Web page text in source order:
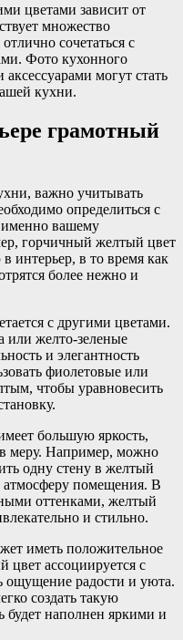
цветами зависит от
множество
сочетаться с
Фото кухонного
могут стать
кухни.
грамотный
важно учитывать
определиться с
именно вашему
горчичный желтый цвет
интерьер, в то время как
более нежно и
с другими цветами.
или желто-зеленые
и элегантность
фиолетовые или
чтобы уравновесить
большую яркость,
в меру. Например, можно
одну стену в желтый
атмосферу помещения. В
оттенками, желтый
и стильно.
иметь положительное
цвет ассоциируется с
ощущение радости и уюта.
создать такую
будет наполнен яркими и